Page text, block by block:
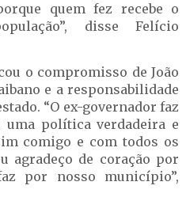
quem fez recebe o
disse Felício
o compromisso de João
e a responsabilidade
“O ex-governador faz
política verdadeira e
comigo e com todos os
agradeço de coração por
por nosso município”,